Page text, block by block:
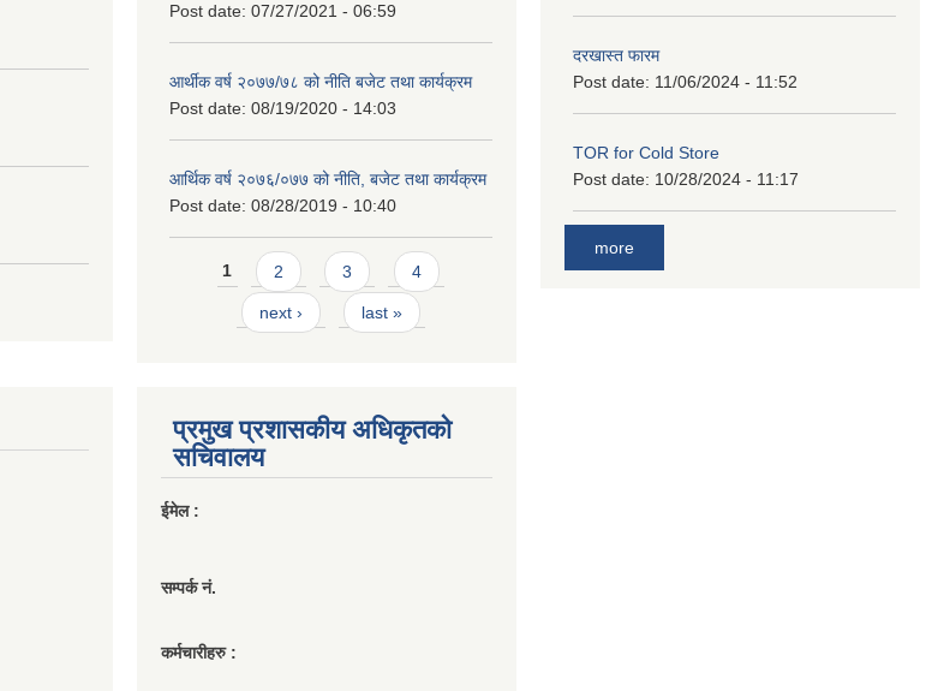
Post date: 07/27/2021 - 06:59
आर्थीक वर्ष २०७७/७८ को नीति बजेट तथा कार्यक्रम
Post date: 08/19/2020 - 14:03
आर्थिक वर्ष २०७६/०७७ को नीति, बजेट तथा कार्यक्रम
Post date: 08/28/2019 - 10:40
Pages
1 2 3 4
next › last »
दरखास्त फारम
Post date: 11/06/2024 - 11:52
TOR for Cold Store
Post date: 10/28/2024 - 11:17
more
प्रमुख प्रशासकीय अधिकृतको
सचिवालय
ईमेल :
सम्पर्क नं.
कर्मचारीहरु :